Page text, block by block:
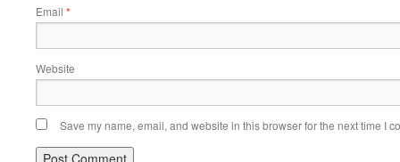
Email *
Website
Save my name, email, and website in this browser for the next time I